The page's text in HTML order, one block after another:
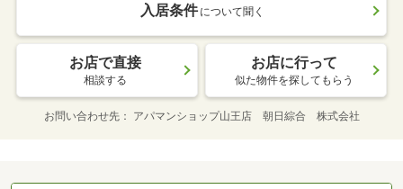
入居条件 について聞く
お店で直接
相談する
お店に行って
似た物件を探してもらう
お問い合わせ先 アパマンショップ山王店 朝日綜合 株式会社